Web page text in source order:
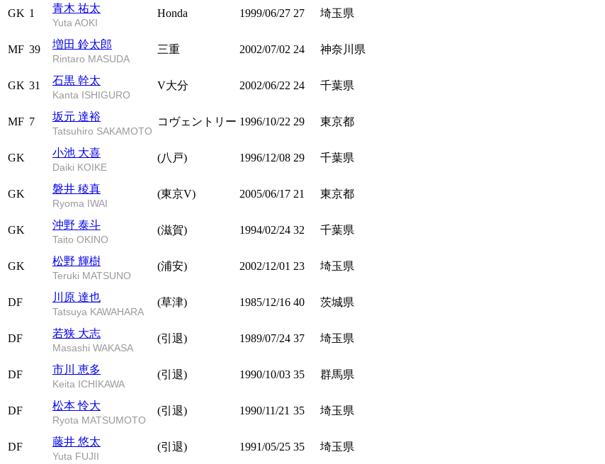
GK 1 青木 祐太
Yuta AOKI
Honda 1999/06/27 27 埼玉県
MF 39 増田 鈴太郎
Rintaro MASUDA
三重 2002/07/02 24 神奈川県
GK 31 石黒 幹太
Kanta ISHIGURO
V大分 2002/06/22 24 千葉県
MF 7 坂元 達裕
Tatsuhiro SAKAMOTO
コヴェントリー 1996/10/22 29 東京都
GK 小池 大喜
Daiki KOIKE
(八戸) 1996/12/08 29 千葉県
GK 磐井 稜真
Ryoma IWAI
(東京V) 2005/06/17 21 東京都
GK 沖野 泰斗
Taito OKINO
(滋賀) 1994/02/24 32 千葉県
GK 松野 輝樹
Teruki MATSUNO
(浦安) 2002/12/01 23 埼玉県
DF 川原 達也
Tatsuya KAWAHARA
(草津) 1985/12/16 40 茨城県
DF 若狭 大志
Masashi WAKASA
(引退) 1989/07/24 37 埼玉県
DF 市川 恵多
Keita ICHIKAWA
(引退) 1990/10/03 35 群馬県
DF 松本 怜大
Ryota MATSUMOTO
(引退) 1990/11/21 35 埼玉県
DF 藤井 悠太
Yuta FUJII
(引退) 1991/05/25 35 埼玉県